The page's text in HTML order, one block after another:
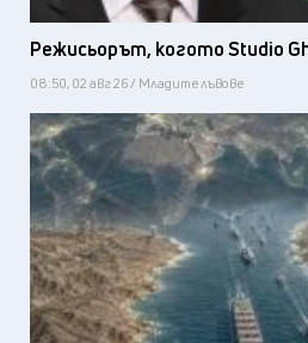
Режисьорът, когото Studio
08:50, 02 авг 26 / Младите лъвове